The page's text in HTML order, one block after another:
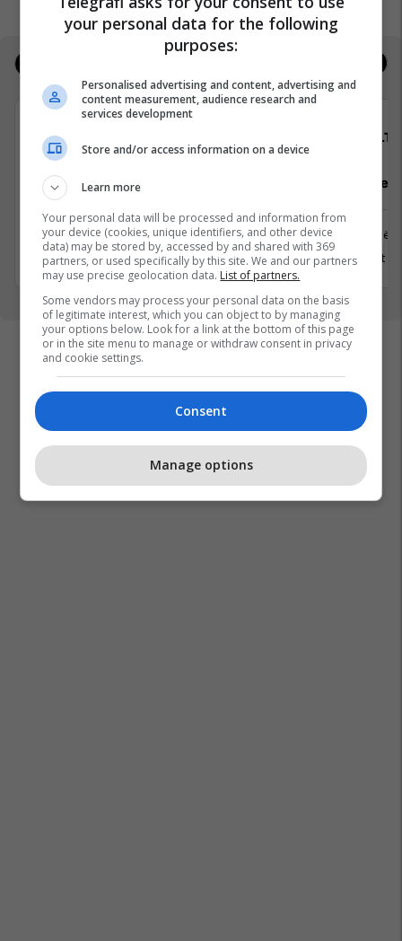
Recepsioniste
Prishtinë
31 Korrik 2026
Asistente
Prishtinë
8 Gusht
your personal data for the following
purposes:
Personalised advertising and content, advertising and
content measurement, audience research and
services development
Store and/or access information on a device
Learn more
Your personal data will be processed and information from
your device (cookies, unique identifiers, and other device
data) may be stored by, accessed by and shared with 369
partners, or used specifically by this site. We and our partners
may use precise geolocation data. List of partners.
Some vendors may process your personal data on the basis
of legitimate interest, which you can object to by managing
your options below. Look for a link at the bottom of this page
or in the site menu to manage or withdraw consent in privacy
and cookie settings.
Consent
Manage options